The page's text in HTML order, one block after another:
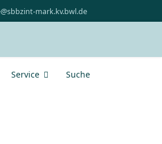
mark.kv.bwl.de
Service Suche